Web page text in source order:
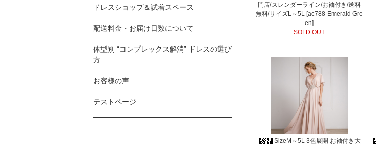
門店/スレンダーライン/お袖付き/送料
無料/サイズL～5L [ac788-Emerald Gre
en]
SOLD OUT
SizeM～5L 3色展開 お袖付き大
ドレスショップ＆試着スペース
配送料金・お届け日数について
体型別 “コンプレックス解消” ドレスの選び
方
お客様の声
テストページ